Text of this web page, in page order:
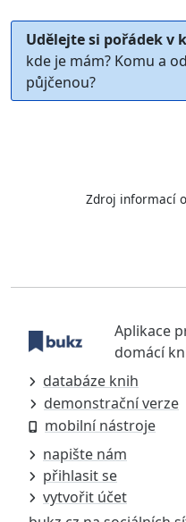
Udělejte si pořádek v
kde je mám? Komu a
půjčenou?
Zdroj informací
Aplikace
domácí
databáze knih
demonstrační verze
mobilní nástroje
napište nám
přihlasit se
vytvořit účet